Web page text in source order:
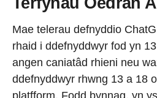
Mae telerau defnyddio
rhaid i ddefnyddwyr fod yn
angen caniatâd rhieni neu
ddefnyddwyr rhwng 13 a 18
platfform. Fodd bynnag, yn